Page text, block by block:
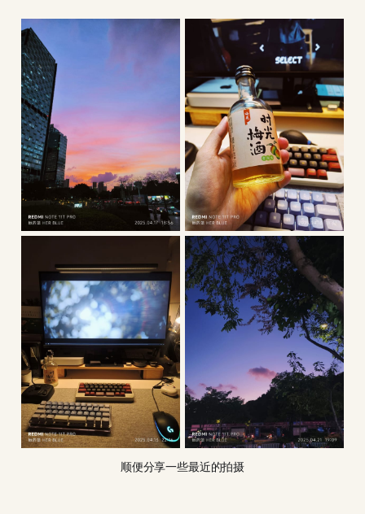
顺便分享一些最近的拍摄